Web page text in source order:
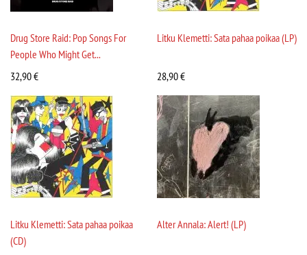
Drug Store Raid: Pop Songs For
People Who Might Get...
32,90€
Litku Klemetti: Sata pahaa poikaa (LP)
28,90€
Litku Klemetti: Sata pahaa poikaa
(CD)
Alter Annala: Alert! (LP)